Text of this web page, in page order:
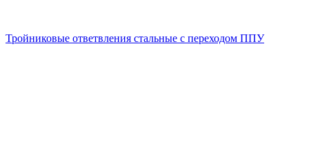
Тройниковые ответвления стальные с переходом ППУ